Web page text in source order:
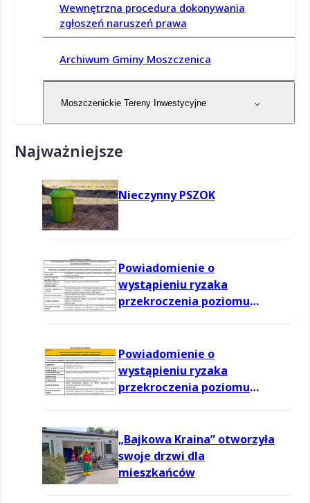
Wewnętrzna procedura dokonywania
zgłoszeń naruszeń prawa
Archiwum Gminy Moszczenica
Moszczenickie Tereny Inwestycyjne
Najważniejsze
Nieczynny PSZOK
Powiadomienie o
wystąpieniu ryzaka
przekroczenia poziomu
Powiadomienie o
wystąpieniu ryzaka
przekroczenia poziomu
„Bajkowa Kraina” otworzyła
swoje drzwi dla
mieszkańców